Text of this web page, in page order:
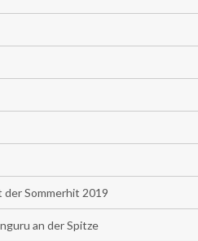
Sommerhit 2019
an der Spitze